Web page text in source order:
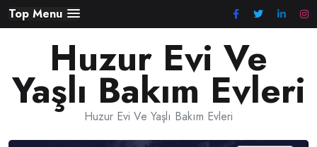
Skip
to
Top Menu
Huzur Evi Ve
Yaşlı Bakım Evleri
Huzur Evi Ve Yaşlı Bakım Evleri